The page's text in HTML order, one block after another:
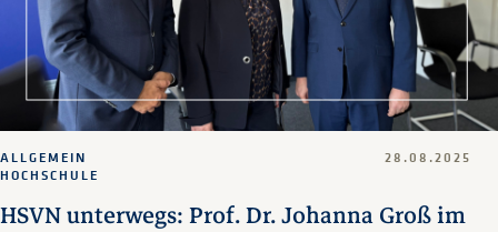
HSVN unterwegs: Prof. Dr. Johanna Groß im
ALLGEMEIN
HOCHSCHULE
28.08.2025